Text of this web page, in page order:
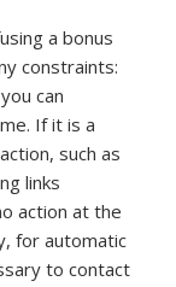
a bonus
constraints:
can
If it is a
such as
links
action at the
for automatic
to contact